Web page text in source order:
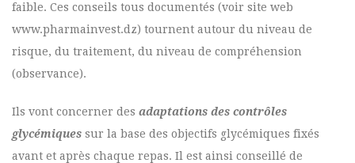
faible. Ces conseils tous documentés (voir site web
www.pharmainvest.dz) tournent autour du niveau de
risque, du traitement, du niveau de compréhension
(observance).
Ils vont concerner des adaptations des contrôles
glycémiques sur la base des objectifs glycémiques fixés
avant et après chaque repas. Il est ainsi conseillé de